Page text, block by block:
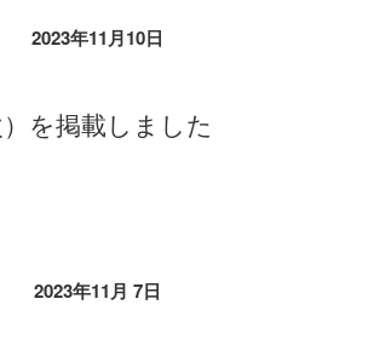
2023年11月10日
を掲載しました
2023年11月 7日